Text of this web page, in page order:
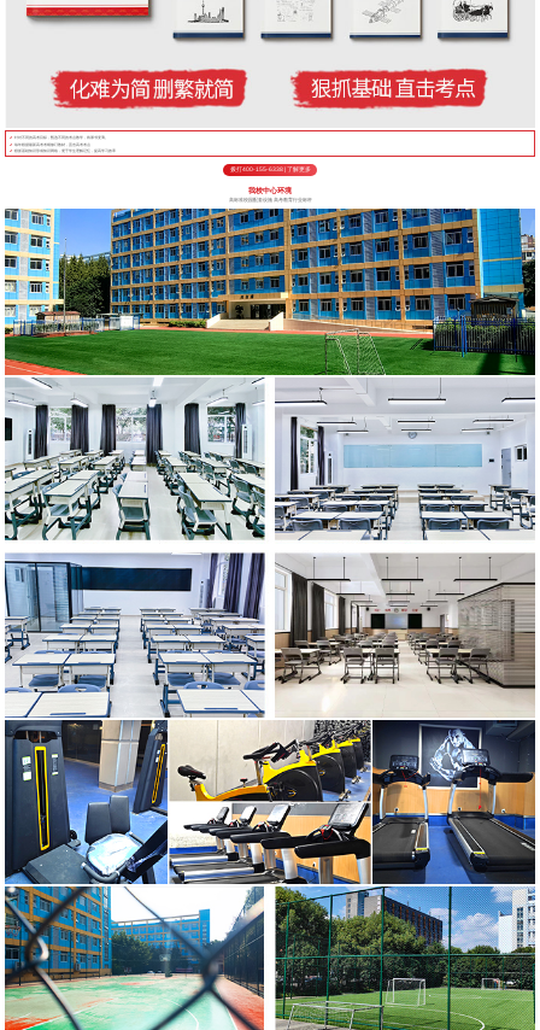
针对不同的高考目标，甄选不同的考点教学，将厚书变薄。
每年根据最新高考考纲修订教材，直击高考考点
狠抓基础知识形成知识网络，便于学生理解记忆，提高学习效率
拨打400-155-6338 | 了解更多
我校中心环境
高标准校园配套设施 高考教育行业标杆